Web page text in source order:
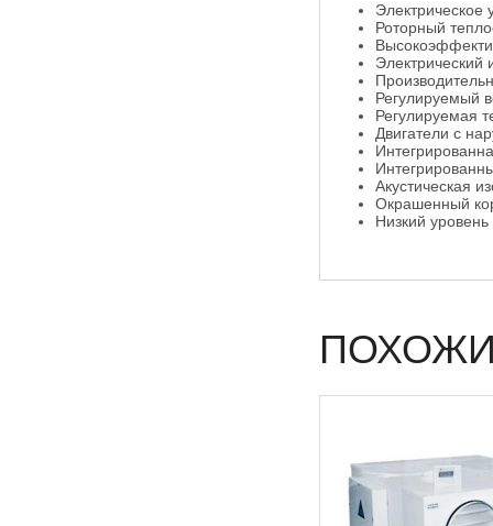
Электрическое
Роторный
Электрический
Регулируемый
Регулируемая
Двигатели с
Акустическая
Окрашенный
Низкий